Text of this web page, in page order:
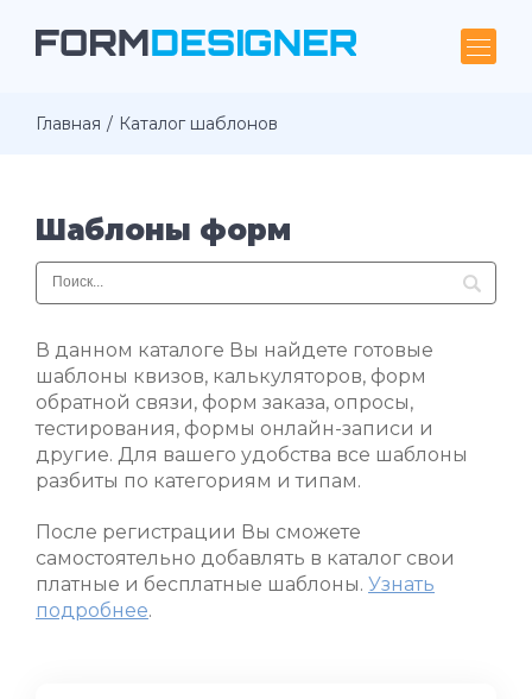
Главная Каталог шаблонов
Шаблоны форм
В данном каталоге Вы найдете готовые
шаблоны квизов, калькуляторов, форм
обратной связи, форм заказа, опросы,
тестирования, формы онлайн-записи и
другие. Для вашего удобства все шаблоны
разбиты по категориям и типам.
После регистрации Вы сможете
самостоятельно добавлять в каталог свои
платные и бесплатные шаблоны. Узнать
подробнее.